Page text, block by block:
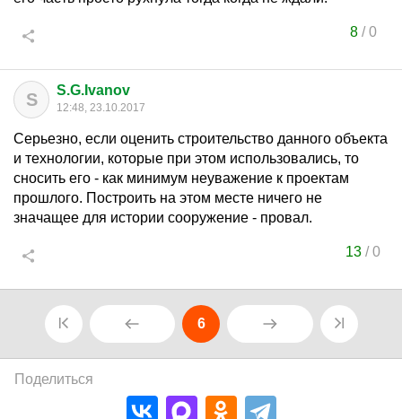
8/0
S S.G.Ivanov
12:48, 23.10.2017
Серьезно, если оценить строительство данного объекта
и технологии, которые при этом использовались, то
сносить его - как минимум неуважение к проектам
прошлого. Построить на этом месте ничего не
значащее для истории сооружение - провал.
13 /0
6
Поделиться